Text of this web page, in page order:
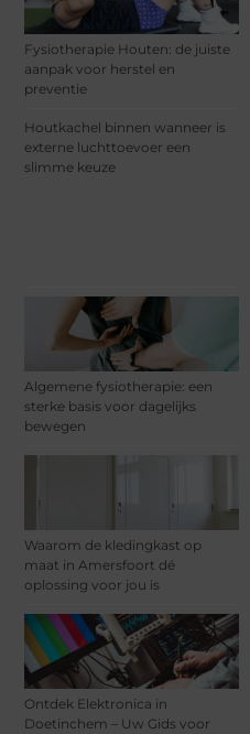
Fysiotherapie Houten: de juiste
aanpak voor herstel en
preventie
Houtkachel binnen wanneer is
externe luchttoevoer een
slimme keuze
Algemene fysiotherapie: een
sterke basis voor dagelijks
bewegen
Waarom de kledingkast op
maat in Amersfoort dé
oplossing voor jou is
Ontdek Elektronica in
Doetinchem – Uw Gids voor